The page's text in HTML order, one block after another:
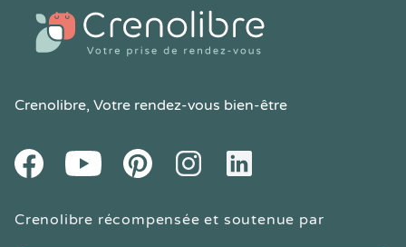
Crenolibre, Votre rendez-vous bien-être
FacebookYoutube PinteresetInstagramLinkedIn
Crenolibre récompensée et soutenue par